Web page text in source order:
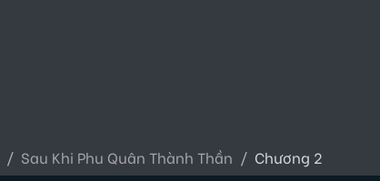
Sau Khi Phu Quân Thành Thần Chương 2